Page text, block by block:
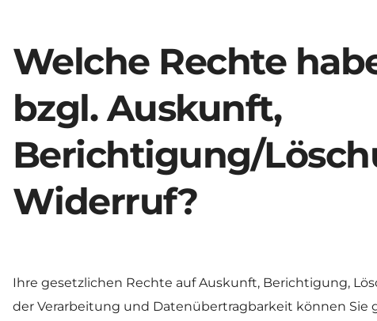
Welche Rechte
bzgl. Auskunft,
Berichtigung/
Widerruf?
Ihre gesetzlichen Rechte auf Auskunft, Berichtigung,
der Verarbeitung und Datenübertragbarkeit können Sie